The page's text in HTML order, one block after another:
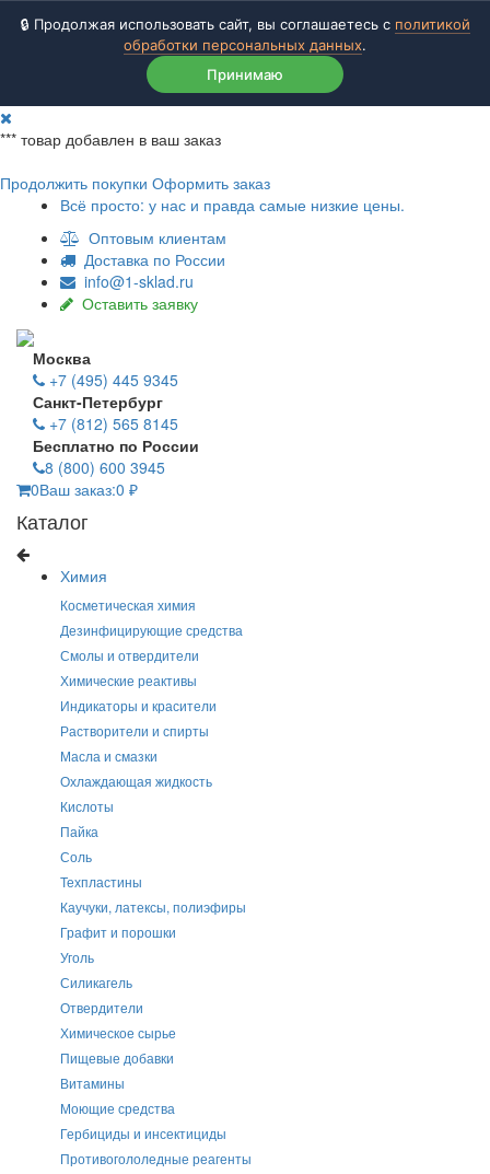
🔒 Продолжая использовать сайт, вы соглашаетесь с политикой
обработки персональных данных.
Принимаю
*** товар добавлен в ваш заказ
Продолжить покупки Оформить заказ
Всё просто: у нас и правда самые низкие цены.
Оптовым клиентам
Доставка по России
info@1-sklad.ru
Оставить заявку
Москва
+7 (495) 445 9345
Санкт-Петербург
+7 (812) 565 8145
Бесплатно по России
8 (800) 600 3945
0Ваш заказ:0 ₽
Каталог
Химия
Косметическая химия
Дезинфицирующие средства
Смолы и отвердители
Химические реактивы
Индикаторы и красители
Растворители и спирты
Масла и смазки
Охлаждающая жидкость
Кислоты
Пайка
Соль
Техпластины
Каучуки, латексы, полиэфиры
Графит и порошки
Уголь
Силикагель
Отвердители
Химическое сырье
Пищевые добавки
Витамины
Моющие средства
Гербициды и инсектициды
Противогололедные реагенты